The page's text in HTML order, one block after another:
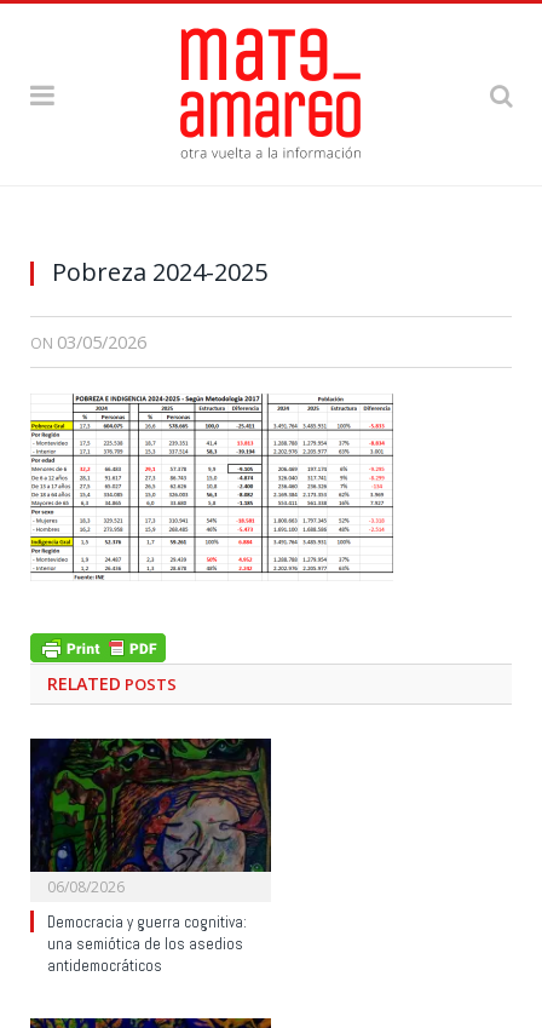
Pobreza 2024-2025
ON 03/05/2026
RELATED POSTS
06/08/2026
Democracia y guerra cognitiva:
una semiótica de los asedios
antidemocráticos